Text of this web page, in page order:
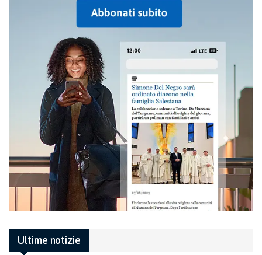
Ultime notizie